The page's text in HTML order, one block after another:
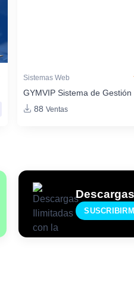
Sistemas Web
GYMVIP Sistema de
88 Ventas